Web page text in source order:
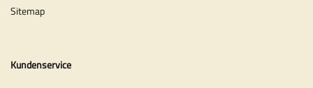
Sitemap
Kundenservice